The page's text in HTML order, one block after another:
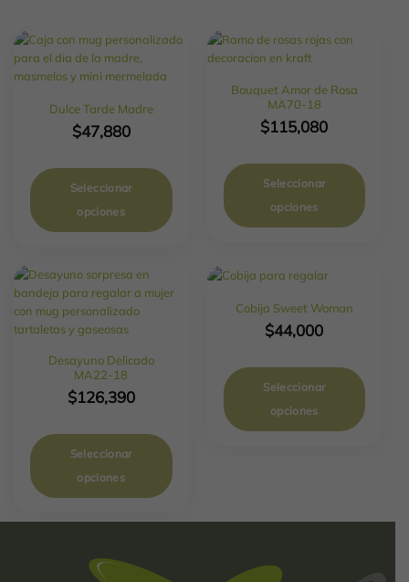
Dulce Tarde Madre
$47,880
Seleccionar
opciones
Bouquet Amor de Rosa
MA70-18
$115,080
Seleccionar
opciones
Desayuno Delicado
MA22-18
$126,390
Seleccionar
opciones
Cobija Sweet Woman
$44,000
Seleccionar
opciones